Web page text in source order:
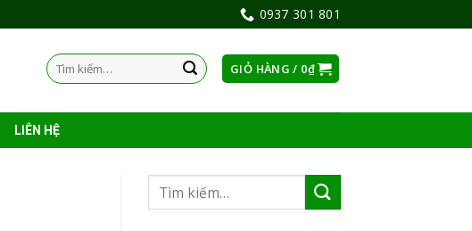
0937 301 801
Tìm
kiếm:
GIỎ HÀNG / 0₫
LIÊN HỆ